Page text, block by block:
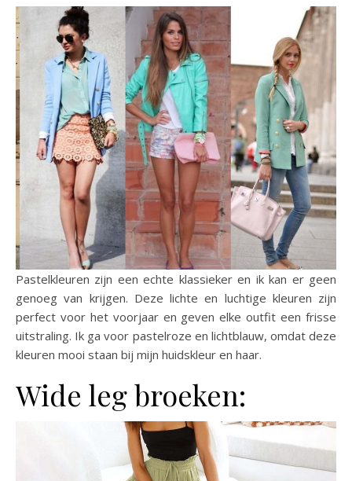
Pastelkleuren zijn een echte klassieker en ik kan er geen
genoeg van krijgen. Deze lichte en luchtige kleuren zijn
perfect voor het voorjaar en geven elke outfit een frisse
uitstraling. Ik ga voor pastelroze en lichtblauw, omdat deze
kleuren mooi staan bij mijn huidskleur en haar.
Wide leg broeken: